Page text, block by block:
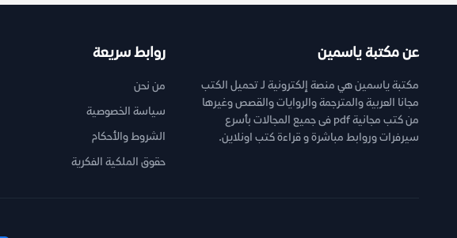
عن مكتبة ياسمين
مكتبة ياسمين هي منصة إلكترونية لـ تحميل الكتب
مجانا العربية والمترجمة والروايات والقصص وغيرها
من كتب مجانية pdf فى جميع المجالات بأسرع
سيرفرات وروابط مباشرة و قراءة كتب اونلاين.
روابط سريعة
من نحن
سياسة الخصوصية
الشروط والأحكام
حقوق الملكية الفكرية